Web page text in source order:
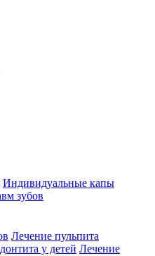
Индивидуальные капы
зубов
Лечение пульпита
у детей Лечение